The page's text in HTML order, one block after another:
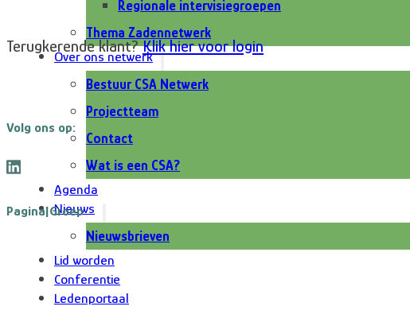
Regionale intervisiegroepen
Thema Zadennetwerk
Over ons netwerk
Bestuur CSA Netwerk
Projectteam
Contact
Wat is een CSA?
Agenda
Nieuws
Nieuwsbrieven
Lid worden
Conferentie
Ledenportaal
Terugkerende klant?Klik hier voor login
Volg ons op:
Pagina|Groep